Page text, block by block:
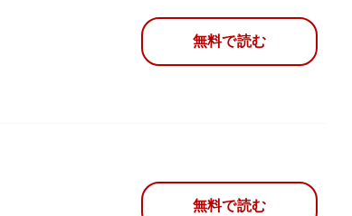
無料で読む
無料で読む